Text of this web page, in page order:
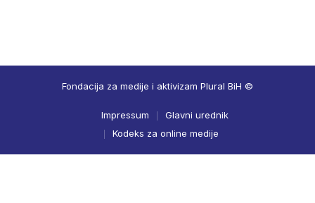
Fondacija za medije i aktivizam Plural BiH ©
Impressum
Glavni urednik
Kodeks za online medije